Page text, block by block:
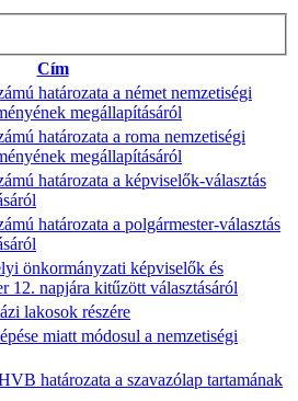
Cím
határozata a német nemzetiségi
megállapításáról
határozata a roma nemzetiségi
megállapításáról
határozata a képviselők-választás
határozata a polgármester-választás
önkormányzati képviselők és
12. napjára kitűzött választásáról
lakosok részére
miatt módosul a nemzetiségi
határozata a szavazólap tartamának